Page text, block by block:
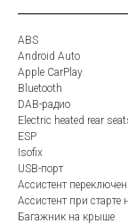
ABS
Android Auto
Apple CarPlay
Bluetooth
DAB-радио
Electric heated rear
ESP
Isofix
USB-порт
Ассистент
Ассистент при старте
Багажник на крыше